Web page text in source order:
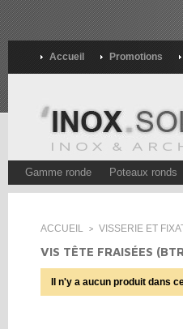
Accueil Promotions
Gamme ronde Poteaux ronds
ACCUEIL > VISSERIE ET
VIS TÊTE FRAISÉES
Il n'y a aucun produit dans